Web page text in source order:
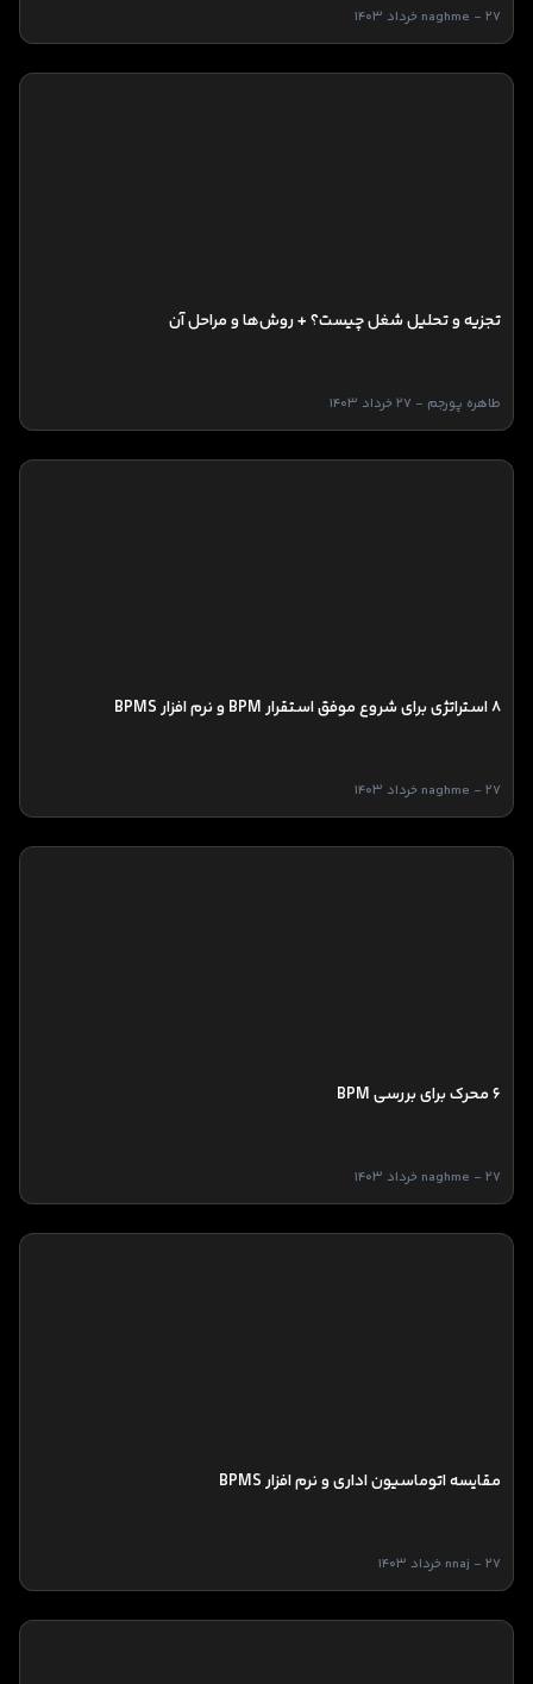
naghme - 27 خرداد 1403
تجزیه و تحلیل شغل چیست؟ + روش‌ها و مراحل آن
طاهره پورجم - 27 خرداد 1403
۸ استراتژی برای شروع موفق استقرار BPM و نرم افزار BPMS
naghme - 27 خرداد 1403
6 محرک برای بررسی BPM
naghme - 27 خرداد 1403
مقایسه اتوماسیون اداری و نرم افزار BPMS
nnaj - 27 خرداد 1403